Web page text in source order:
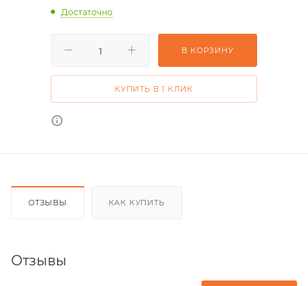
Достаточно
В КОРЗИНУ
КУПИТЬ В 1 КЛИК
ОТЗЫВЫ КАК КУПИТЬ
Отзывы